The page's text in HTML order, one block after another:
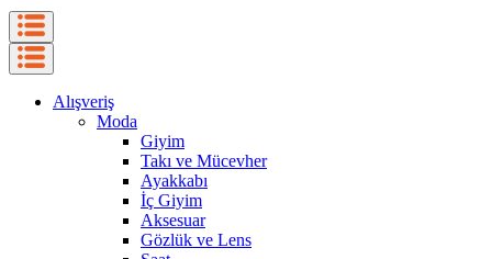
Alışveriş
Moda
Giyim
Takı ve Mücevher
Ayakkabı
İç Giyim
Aksesuar
Gözlük ve Lens